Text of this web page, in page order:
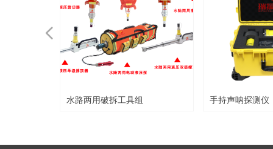
水路两用破拆工具组 手持声呐探测仪
넳